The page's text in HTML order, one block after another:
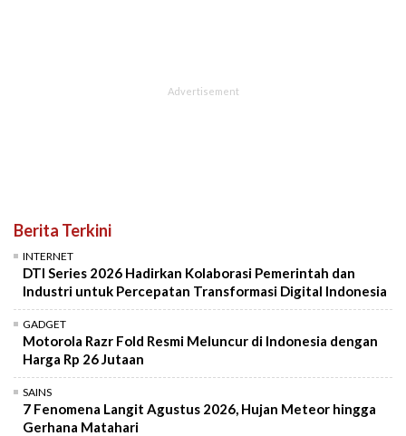
Berita Terkini
INTERNET
DTI Series 2026 Hadirkan Kolaborasi Pemerintah dan
Industri untuk Percepatan Transformasi Digital Indonesia
GADGET
Motorola Razr Fold Resmi Meluncur di Indonesia dengan
Harga Rp 26 Jutaan
SAINS
7 Fenomena Langit Agustus 2026, Hujan Meteor hingga
Gerhana Matahari